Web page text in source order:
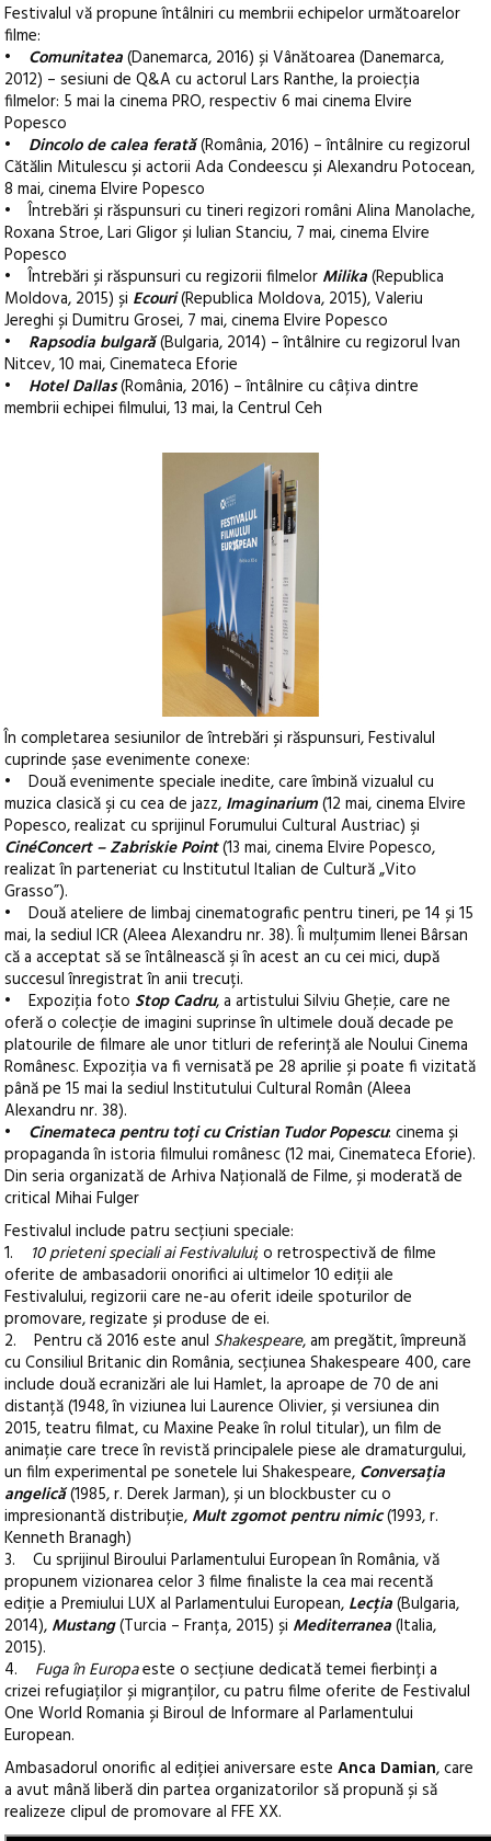
Festivalul vă propune întâlniri cu membrii echipelor următoarelor
filme:
• Comunitatea(Danemarca, 2016) și Vânătoarea (Danemarca,
2012) – sesiuni de Q&A cu actorul Lars Ranthe, la proiecția
filmelor: 5 mai la cinema PRO, respectiv 6 mai cinema Elvire
Popesco
• Dincolo de calea ferată(România, 2016) – întâlnire cu regizorul
Cătălin Mitulescu și actorii Ada Condeescu și Alexandru Potocean,
8 mai, cinema Elvire Popesco
• Întrebări și răspunsuri cu tineri regizori români Alina Manolache,
Roxana Stroe, Lari Gligor și Iulian Stanciu, 7 mai, cinema Elvire
Popesco
• Întrebări și răspunsuri cu regizorii filmelor Milika(Republica
Moldova, 2015) și Ecouri(Republica Moldova, 2015), Valeriu
Jereghi și Dumitru Grosei, 7 mai, cinema Elvire Popesco
• Rapsodia bulgară(Bulgaria, 2014) – întâlnire cu regizorul Ivan
Nitcev, 10 mai, Cinemateca Eforie
• Hotel Dallas(România, 2016) – întâlnire cu câțiva dintre
membrii echipei filmului, 13 mai, la Centrul Ceh
În completarea sesiunilor de întrebări și răspunsuri, Festivalul
cuprinde şase evenimente conexe:
• Două evenimente speciale inedite, care îmbină vizualul cu
muzica clasică şi cu cea de jazz, Imaginarium(12 mai, cinema Elvire
Popesco, realizat cu sprijinul Forumului Cultural Austriac) şi
CinéConcert – Zabriskie Point(13 mai, cinema Elvire Popesco,
realizat în parteneriat cu Institutul Italian de Cultură „Vito
Grasso”).
• Două ateliere de limbaj cinematografic pentru tineri, pe 14 și 15
mai, la sediul ICR (Aleea Alexandru nr. 38). Îi mulţumim Ilenei Bârsan
că a acceptat să se întâlnească şi în acest an cu cei mici, după
succesul înregistrat în anii trecuți.
• Expoziţia foto Stop Cadru, a artistului Silviu Gheţie, care ne
oferă o colecție de imagini suprinse în ultimele două decade pe
platourile de filmare ale unor titluri de referință ale Noului Cinema
Românesc. Expoziția va fi vernisată pe 28 aprilie și poate fi vizitată
până pe 15 mai la sediul Institutului Cultural Român (Aleea
Alexandru nr. 38).
• Cinemateca pentru toți cu Cristian Tudor Popescu: cinema și
propaganda în istoria filmului românesc (12 mai, Cinemateca Eforie).
Din seria organizată de Arhiva Națională de Filme, și moderată de
critical Mihai Fulger
Festivalul include patru secțiuni speciale:
1. 10 prieteni speciali ai Festivalului; o retrospectivă de filme
oferite de ambasadorii onorifici ai ultimelor 10 ediții ale
Festivalului, regizorii care ne-au oferit ideile spoturilor de
promovare, regizate și produse de ei.
2. Pentru că 2016 este anul Shakespeare, am pregătit, împreună
cu Consiliul Britanic din România, secțiunea Shakespeare 400, care
include două ecranizări ale lui Hamlet, la aproape de 70 de ani
distanță (1948, în viziunea lui Laurence Olivier, și versiunea din
2015, teatru filmat, cu Maxine Peake în rolul titular), un film de
animație care trece în revistă principalele piese ale dramaturgului,
un film experimental pe sonetele lui Shakespeare, Conversația
angelică(1985, r. Derek Jarman), și un blockbuster cu o
impresionantă distribuție, Mult zgomot pentru nimic(1993, r.
Kenneth Branagh)
3. Cu sprijinul Biroului Parlamentului European în România, vă
propunem vizionarea celor 3 filme finaliste la cea mai recentă
ediție a Premiului LUX al Parlamentului European, Lecția(Bulgaria,
2014), Mustang(Turcia – Franța, 2015) și Mediterranea(Italia,
2015).
4. Fuga în Europaeste o secțiune dedicată temei fierbinți a
crizei refugiaților și migranților, cu patru filme oferite de Festivalul
One World Romania și Biroul de Informare al Parlamentului
European.
Ambasadorul onorific al ediției aniversare esteAnca Damian, care
a avut mână liberă din partea organizatorilor să propună și să
realizeze clipul de promovare al FFE XX.